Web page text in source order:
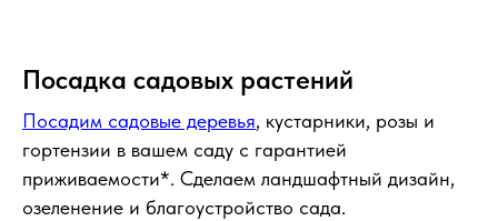
Посадка садовых растений
Посадим садовые деревья, кустарники, розы и
гортензии в вашем саду с гарантией
приживаемости*. Сделаем ландшафтный дизайн,
озеленение и благоустройство сада.